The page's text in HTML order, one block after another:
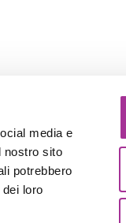
media e
nostro sito
potrebbero
loro